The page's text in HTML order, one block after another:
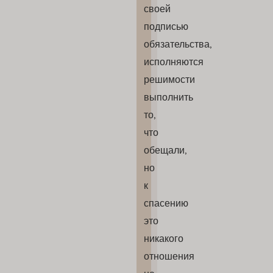
своей
подписью
обязательства,
исполняются
решимости
выполнить
то,
что
обещали,
но
к
спасению
это
никакого
отношения